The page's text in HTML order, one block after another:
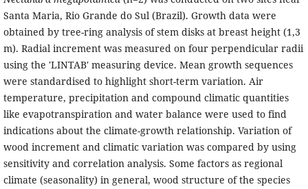
Santa Maria, Rio Grande do Sul (Brazil). Growth data were
obtained by tree-ring analysis of stem disks at breast height (1,3
m). Radial increment was measured on four perpendicular radii
using the 'LINTAB' measuring device. Mean growth sequences
were standardised to highlight short-term variation. Air
temperature, precipitation and compound climatic quantities
like evapotranspiration and water balance were used to find
indications about the climate-growth relationship. Variation of
wood increment and climatic variation was compared by using
sensitivity and correlation analysis. Some factors as regional
climate (seasonality) in general, wood structure of the species